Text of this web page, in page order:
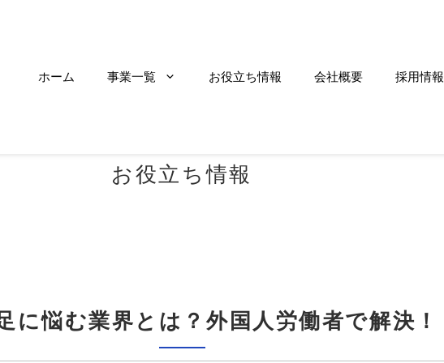
ホーム 事業一覧 お役立ち情報 会社概要 採用情報
お役立ち情報
に悩む業界とは？外国人労働者で解決！